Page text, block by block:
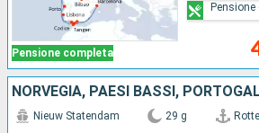
Pensione completa
Nieuw Statendam 29 g